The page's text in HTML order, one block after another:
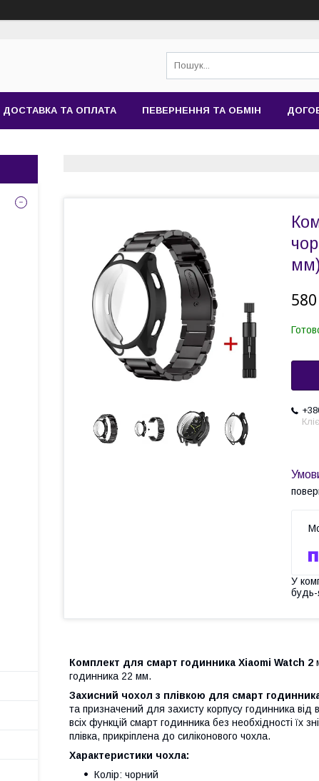
ДОСТАВКА ТА ОПЛАТА ПЕВЕРНЕННЯ ТА ОБМІН
У
будь-
Комплект для смарт годинника Xiaomi Watch 2
годинника 22 мм.
Захисний чохол з плівкою для смарт
та призначений для захисту корпусу годинника
всіх функцій смарт годинника без необхідності їх
плівка, прикріплена до силіконового чохла.
Характеристики чохла:
Колір: чорний